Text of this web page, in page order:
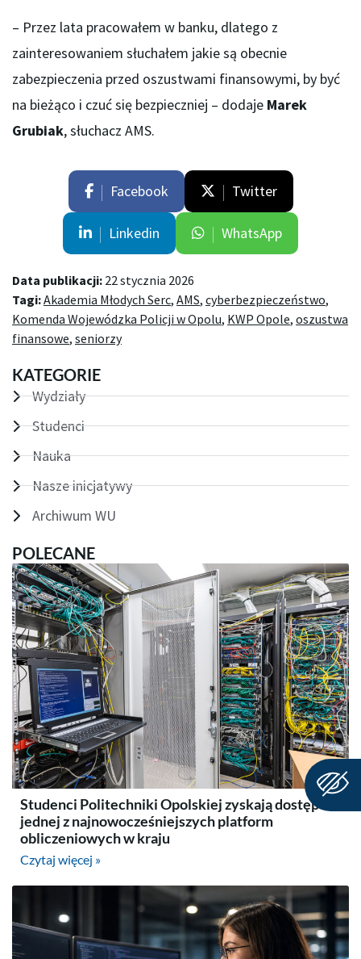
– Przez lata pracowałem w banku, dlatego z
zainteresowaniem słuchałem jakie są obecnie
zabezpieczenia przed oszustwami finansowymi, by być
na bieżąco i czuć się bezpieczniej – dodaje Marek
Grubiak, słuchacz AMS.
Facebook Twitter
Linkedin WhatsApp
Data publikacji: 22 stycznia 2026
Tagi:Akademia Młodych Serc, AMS, cyberbezpieczeństwo,
Komenda Wojewódzka Policji w Opolu, KWP Opole, oszustwa
finansowe, seniorzy
KATEGORIE
Wydziały
Studenci
Nauka
Nasze inicjatywy
Archiwum WU
POLECANE
Studenci Politechniki Opolskiej zyskają dostęp do
jednej z najnowocześniejszych platform
obliczeniowych w kraju
Czytaj więcej »